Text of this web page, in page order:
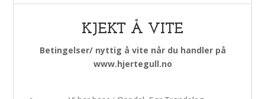
KJEKT Å VITE
Betingelser/ nyttig å vite når du handler på
www.hjertegull.no